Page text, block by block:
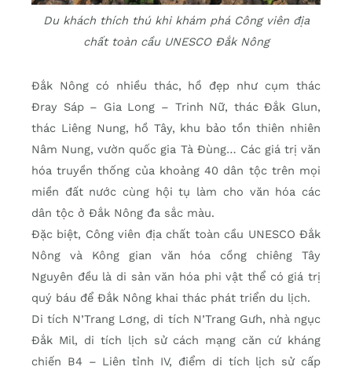
Du khách thích thú khi khám phá Công viên địa
chất toàn cầu UNESCO Đắk Nông
Đắk Nông có nhiều thác, hồ đẹp như cụm thác
Đray Sáp – Gia Long – Trinh Nữ, thác Đắk Glun,
thác Liêng Nung, hồ Tây, khu bảo tồn thiên nhiên
Nâm Nung, vườn quốc gia Tà Đùng… Các giá trị văn
hóa truyền thống của khoảng 40 dân tộc trên mọi
miền đất nước cùng hội tụ làm cho văn hóa các
dân tộc ở Đắk Nông đa sắc màu.
Đặc biệt, Công viên địa chất toàn cầu UNESCO Đắk
Nông và Kông gian văn hóa cồng chiêng Tây
Nguyên đều là di sản văn hóa phi vật thể có giá trị
quý báu để Đắk Nông khai thác phát triển du lịch.
Di tích N’Trang Lơng, di tích N’Trang Gưh, nhà ngục
Đắk Mil, di tích lịch sử cách mạng căn cứ kháng
chiến B4 – Liên tỉnh IV, điểm di tích lịch sử cấp